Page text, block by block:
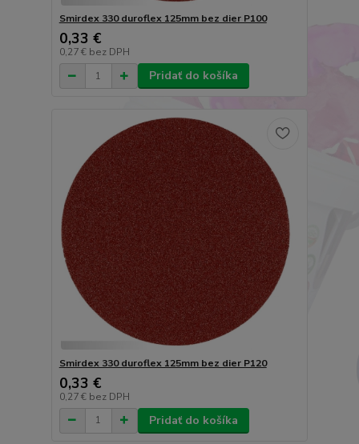
Smirdex 330 duroflex 125mm bez dier P100
0,33 €
0,27 € bez DPH
Pridať do košíka
Smirdex 330 duroflex 125mm bez dier P120
0,33 €
0,27 € bez DPH
Pridať do košíka